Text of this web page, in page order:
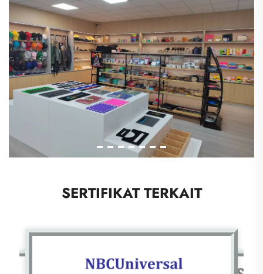
SERTIFIKAT TERKAIT